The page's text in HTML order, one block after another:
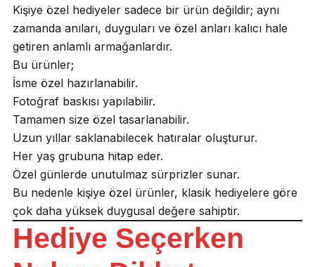
Kişiye özel hediyeler sadece bir ürün değildir; aynı
zamanda anıları, duyguları ve özel anları kalıcı hale
getiren anlamlı armağanlardır.
Bu ürünler;
İsme özel hazırlanabilir.
Fotoğraf baskısı yapılabilir.
Tamamen size özel tasarlanabilir.
Uzun yıllar saklanabilecek hatıralar oluşturur.
Her yaş grubuna hitap eder.
Özel günlerde unutulmaz sürprizler sunar.
Bu nedenle kişiye özel ürünler, klasik hediyelere göre
çok daha yüksek duygusal değere sahiptir.
Hediye Seçerken